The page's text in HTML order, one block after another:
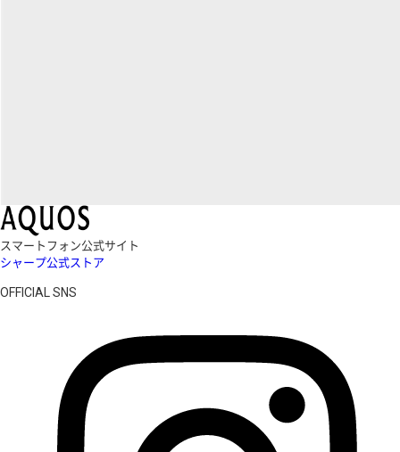
スマートフォン公式サイト
シャープ公式ストア
OFFICIAL SNS